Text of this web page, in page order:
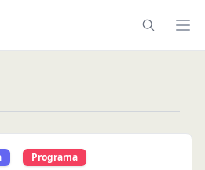
Programa